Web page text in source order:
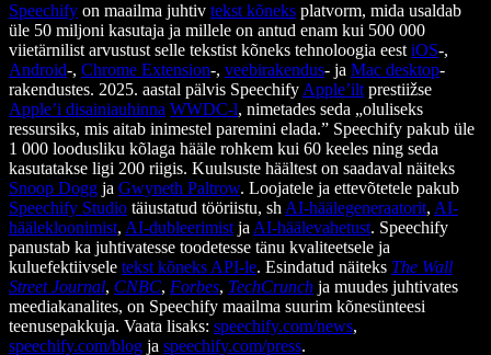
Speechify on maailma juhtiv tekst kõneks platvorm, mida usaldab
üle 50 miljoni kasutaja ja millele on antud enam kui 500 000
viietärnilist arvustust selle tekstist kõneks tehnoloogia eest iOS-,
Android-, Chrome Extension-, veebirakendus- ja Mac desktop-
rakendustes. 2025. aastal pälvis Speechify Apple’ilt prestiižse
Apple’i disainiauhinna WWDC-l, nimetades seda „oluliseks
ressursiks, mis aitab inimestel paremini elada.” Speechify pakub üle
1 000 loodusliku kõlaga hääle rohkem kui 60 keeles ning seda
kasutatakse ligi 200 riigis. Kuulsuste häältest on saadaval näiteks
Snoop Dogg ja Gwyneth Paltrow. Loojatele ja ettevõtetele pakub
Speechify Studio täiustatud tööriistu, sh AI-häälegeneraatorit, AI-
häälekloonimist, AI-dubleerimist ja AI-häälevahetust. Speechify
panustab ka juhtivatesse toodetesse tänu kvaliteetsele ja
kuluefektiivsele tekst kõneks API-le. Esindatud näiteks The Wall
Street Journal, CNBC, Forbes, TechCrunch ja muudes juhtivates
meediakanalites, on Speechify maailma suurim kõnesünteesi
teenusepakkuja. Vaata lisaks: speechify.com/news,
speechify.com/blog ja speechify.com/press.